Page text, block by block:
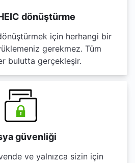
dönüştürme
için herhangi bir
gerekmez. Tüm
bulutta gerçekleşir.
güvenliği
ve yalnızca sizin için